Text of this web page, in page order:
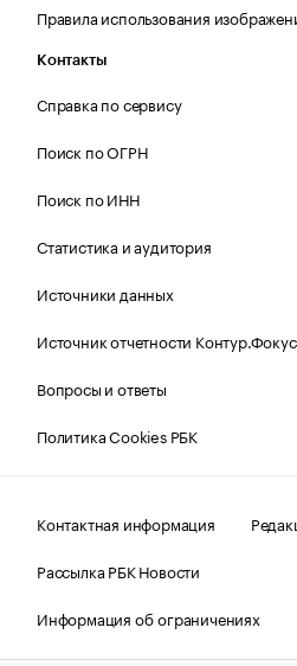
Правила использования
Контакты
Справка по сервису
Поиск по ОГРН
Поиск по ИНН
Статистика и аудитория
Источники данных
Источник отчетности Контур.Фокус
Вопросы и ответы
Политика Cookies РБК
Контактная информация
Рассылка РБК Новости
Информация об ограничениях